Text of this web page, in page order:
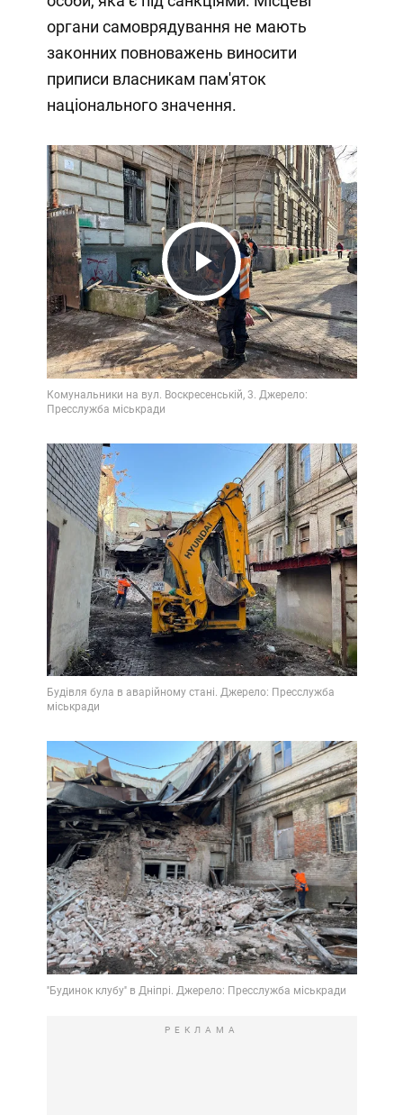
органи самоврядування не мають
законних повноважень виносити
приписи власникам пам'яток
національного значення.
Play
Video
РЕКЛАМА